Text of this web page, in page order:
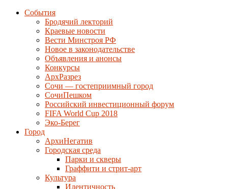
События
Бродячий лекторий
Краевые новости
Вести Минстроя РФ
Новое в законодательстве
Объявления и анонсы
Конкурсы
АрхРазрез
Сочи — гостеприимный город
СочиПешком
Российский инвестиционный форум
FIFA World Cup 2018
Эко-Берег
Город
АрхиНегатив
Городская среда
Парки и скверы
Граффити и стрит-арт
Культура
Идентичность